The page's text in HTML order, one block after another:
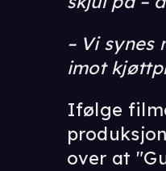
– Vi
imot
Ifølge
over at